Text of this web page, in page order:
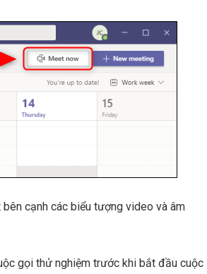
cạnh các biểu tượng video và âm
gọi thử nghiệm trước khi bắt đầu cuộc